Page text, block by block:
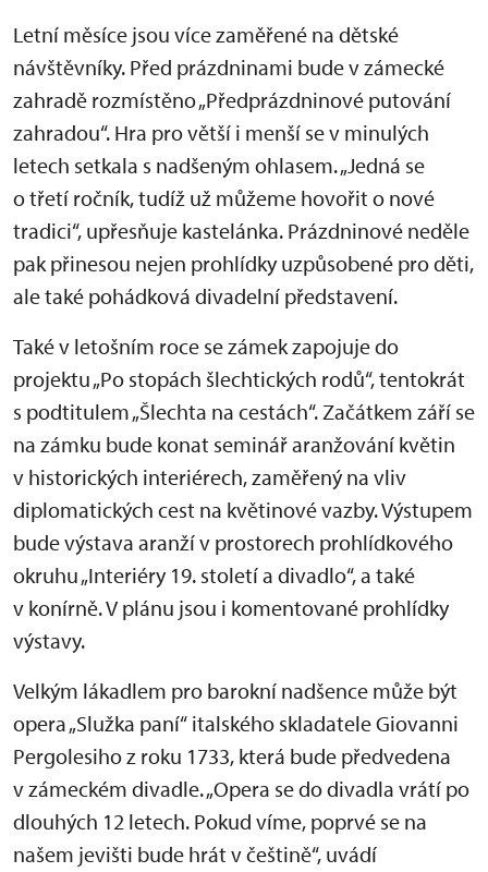
Letní měsíce jsou více zaměřené na dětské
návštěvníky. Před prázdninami bude v zámecké
zahradě rozmístěno „Předprázdninové putování
zahradou“. Hra pro větší i menší se v minulých
letech setkala s nadšeným ohlasem. „Jedná se
o třetí ročník, tudíž už můžeme hovořit o nové
tradici“, upřesňuje kastelánka. Prázdninové neděle
pak přinesou nejen prohlídky uzpůsobené pro děti,
ale také pohádková divadelní představení.
Také v letošním roce se zámek zapojuje do
projektu „Po stopách šlechtických rodů“, tentokrát
s podtitulem „Šlechta na cestách“. Začátkem září se
na zámku bude konat seminář aranžování květin
v historických interiérech, zaměřený na vliv
diplomatických cest na květinové vazby. Výstupem
bude výstava aranží v prostorech prohlídkového
okruhu „Interiéry 19. století a divadlo“, a také
v konírně. V plánu jsou i komentované prohlídky
výstavy.
Velkým lákadlem pro barokní nadšence může být
opera „Služka paní“ italského skladatele Giovanni
Pergolesiho z roku 1733, která bude předvedena
v zámeckém divadle. „Opera se do divadla vrátí po
dlouhých 12 letech. Pokud víme, poprvé se na
našem jevišti bude hrát v češtině“, uvádí